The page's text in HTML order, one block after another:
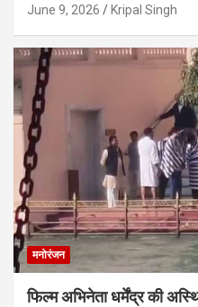
June 9, 2026 Kripal Singh
मनोरंजन
फिल्म अभिनेता धर्मेंद्र की